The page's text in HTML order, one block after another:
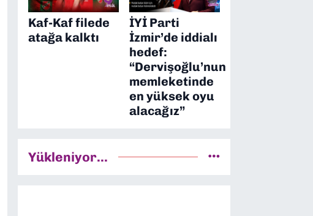
Kaf-Kaf filede
atağa kalktı
İYİ Parti
İzmir’de iddialı
hedef:
“Dervişoğlu’nun
memleketinde
en yüksek oyu
alacağız”
Yükleniyor...